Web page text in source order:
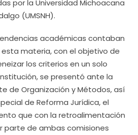
por la Universidad Michoacana
(UMSNH).
académicas contaban
materia, con el objetivo de
los criterios en un solo
se presentó ante la
de Organización y Métodos, así
de Reforma Jurídica, el
que con la retroalimentación
parte de ambas comisiones